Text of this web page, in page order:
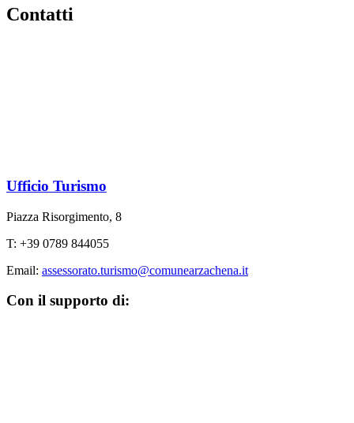
Contatti
Ufficio Turismo
Piazza Risorgimento, 8
T: +39 0789 844055
Email: assessorato.turismo@comunearzachena.it
Con il supporto di: